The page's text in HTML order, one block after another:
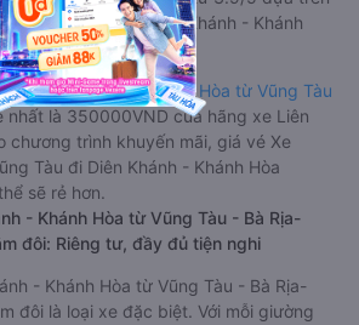
khách Xe về Diên Khánh - Khánh
Rịa-Vũng Tàu.
đi Diên Khánh - Khánh Hòa từ Vũng Tàu
nhất là 350000VND của hãng xe Liên
chương trình khuyến mãi, giá vé Xe
Tàu đi Diên Khánh - Khánh Hòa
sẽ rẻ hơn.
- Khánh Hòa từ Vũng Tàu - Bà Rịa-
đôi: Riêng tư, đầy đủ tiện nghi
- Khánh Hòa từ Vũng Tàu - Bà Rịa-
đôi là loại xe đặc biệt. Với mỗi giường